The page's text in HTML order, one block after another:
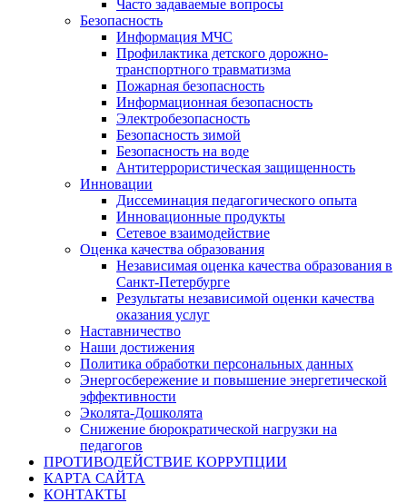
Часто задаваемые вопросы
Безопасность
Информация МЧС
Профилактика детского дорожно-
транспортного травматизма
Пожарная безопасность
Информационная безопасность
Электробезопасность
Безопасность зимой
Безопасность на воде
Антитеррористическая защищенность
Инновации
Диссеминация педагогического опыта
Инновационные продукты
Сетевое взаимодействие
Оценка качества образования
Независимая оценка качества образования в
Санкт-Петербурге
Результаты независимой оценки качества
оказания услуг
Наставничество
Наши достижения
Политика обработки персональных данных
Энергосбережение и повышение энергетической
эффективности
Эколята-Дошколята
Снижение бюрократической нагрузки на
педагогов
ПРОТИВОДЕЙСТВИЕ КОРРУПЦИИ
КАРТА САЙТА
КОНТАКТЫ